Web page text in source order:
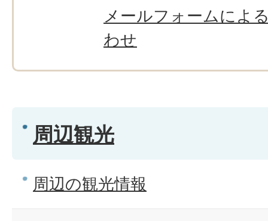
メールフォームによ
わせ
周辺観光
周辺の観光情報